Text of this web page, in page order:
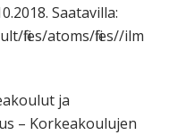
Saatavilla:
files/atoms/files//ilm
ja
– Korkeakoulujen